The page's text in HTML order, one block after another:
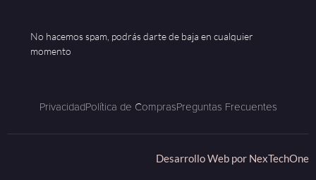
No hacemos spam, podrás darte de baja en cualquier
momento
PrivacidadPolítica de ComprasPreguntas Frecuentes
Desarrollo Web por NexTechOne